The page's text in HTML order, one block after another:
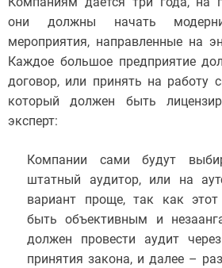
они должны начать
мероприятия, направленные на
Каждое большое предприятие
договор, или принять на работу
который должен быть
эксперт:
Компании сами будут
штатный аудитор, или на
вариант проще, так как
быть объективным и
должен провести аудит
принятия закона, и далее –